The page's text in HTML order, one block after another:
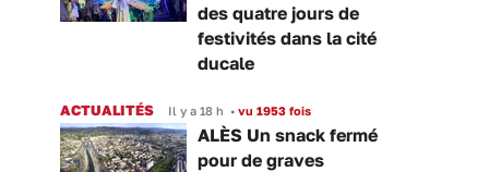
des quatre jours de
festivités dans la cité
ducale
ACTUALITÉS Il y a 18 h • vu 1953 fois
ALÈS Un snack fermé
pour de graves